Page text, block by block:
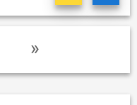
»